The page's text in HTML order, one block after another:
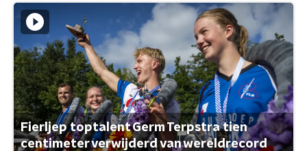
Fierljep toptalent Germ Terpstra tien
centimeter verwijderd van wereldrecord